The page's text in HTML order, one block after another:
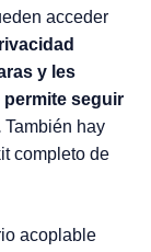
acceder
y les
permite seguir
También hay
completo de
acoplable